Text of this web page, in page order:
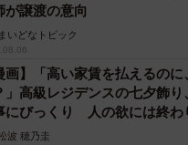
ニーランドと答えてしまう
オムライスやチャーハン
が譲渡の意向
まいどなトピック
画】「高い家賃を払えるのに
」高級レジデンスの七夕飾り
にびっくり 人の欲には終わ
波 穂乃圭